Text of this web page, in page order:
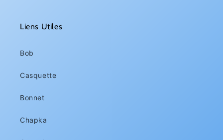
Liens Utiles
Bob
Casquette
Bonnet
Chapka